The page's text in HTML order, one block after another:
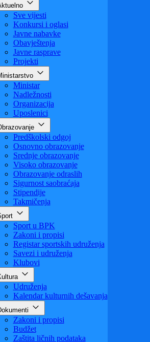
Aktuelno
Sve vijesti
Konkursi i oglasi
Javne nabavke
Obavještenja
Javne rasprave
Projekti
Ministarstvo
Ministar
Nadležnosti
Organizacija
Uposlenici
Obrazovanje
Predškolski odgoj
Osnovno obrazovanje
Srednje obrazovanje
Visoko obrazovanje
Obrazovanje odraslih
Sigurnost saobraćaja
Stipendije
Takmičenja
Sport
Sport u BPK
Zakoni i propisi
Registar sportskih udruženja
Savezi i udruženja
Klubovi
Udruženja
Kalendar kulturnih dešavanja
Dokumenti